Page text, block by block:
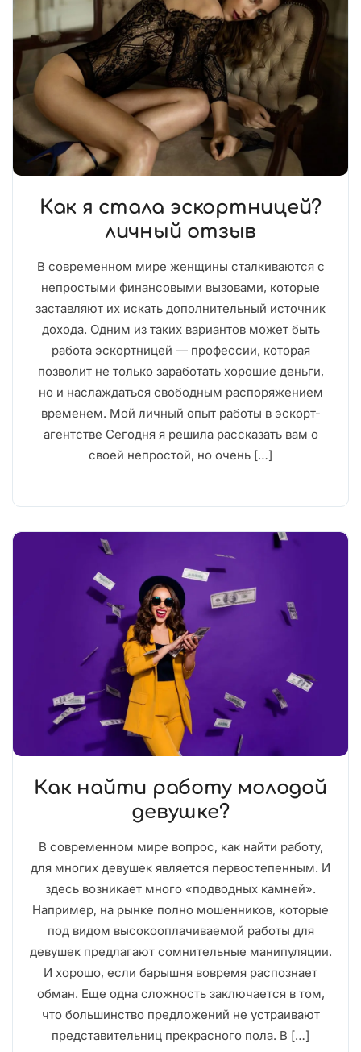
Как я стала эскортницей?
личный отзыв
В современном мире женщины сталкиваются с
непростыми финансовыми вызовами, которые
заставляют их искать дополнительный источник
дохода. Одним из таких вариантов может быть
работа эскортницей — профессии, которая
позволит не только заработать хорошие деньги,
но и наслаждаться свободным распоряжением
временем. Мой личный опыт работы в эскорт-
агентстве Сегодня я решила рассказать вам о
своей непростой, но очень […]
Как найти работу молодой
девушке?
В современном мире вопрос, как найти работу,
для многих девушек является первостепенным. И
здесь возникает много «подводных камней».
Например, на рынке полно мошенников, которые
под видом высокооплачиваемой работы для
девушек предлагают сомнительные манипуляции.
И хорошо, если барышня вовремя распознает
обман. Еще одна сложность заключается в том,
что большинство предложений не устраивают
представительниц прекрасного пола. В […]